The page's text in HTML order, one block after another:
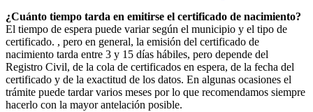
¿Cuánto tiempo tarda en emitirse el certificado de nacimiento?
El tiempo de espera puede variar según el municipio y el tipo de
certificado. , pero en general, la emisión del certificado de
nacimiento tarda entre 3 y 15 días hábiles, pero depende del
Registro Civil, de la cola de certificados en espera, de la fecha del
certificado y de la exactitud de los datos. En algunas ocasiones el
trámite puede tardar varios meses por lo que recomendamos siempre
hacerlo con la mayor antelación posible.